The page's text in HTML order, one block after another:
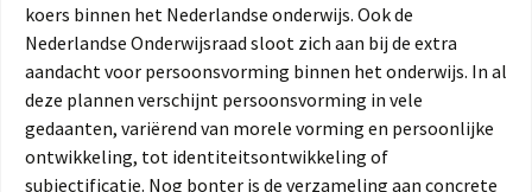
koers binnen het Nederlandse onderwijs. Ook de
Nederlandse Onderwijsraad sloot zich aan bij de extra
aandacht voor persoonsvorming binnen het onderwijs. In al
deze plannen verschijnt persoonsvorming in vele
gedaanten, variërend van morele vorming en persoonlijke
ontwikkeling, tot identiteitsontwikkeling of
subjectificatie. Nog bonter is de verzameling aan concrete